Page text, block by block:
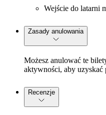
Wejście do latarni
Zasady anulowania
Możesz anulować te
aktywności, aby uzyskać
Recenzje